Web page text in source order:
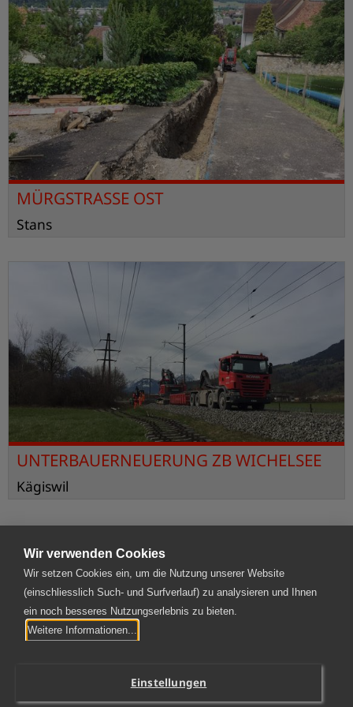
Wir verwenden Cookies
Wir setzen Cookies ein, um die Nutzung unserer Website
(einschliesslich Such- und Surfverlauf) zu analysieren und Ihnen
ein noch besseres Nutzungserlebnis zu bieten.
Weitere Informationen...
Einstellungen
MÜRGSTRASSE OST
Stans
UNTERBAUERNEUERUNG ZB WICHELSEE
Kägiswil
SPAG Schnyder, Plüss AG
Rotzloch 2 | 6362 Stansstad